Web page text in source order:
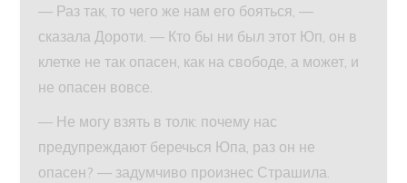
— Раз так, то чего же нам его бояться, —
сказала Дороти. — Кто бы ни был этот Юп, он в
клетке не так опасен, как на свободе, а может, и
не опасен вовсе.
— Не могу взять в толк: почему нас
предупреждают беречься Юпа, раз он не
опасен? — задумчиво произнес Страшила.